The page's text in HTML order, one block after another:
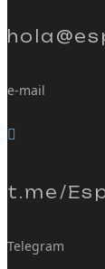
e-mail
t.me/
Telegram